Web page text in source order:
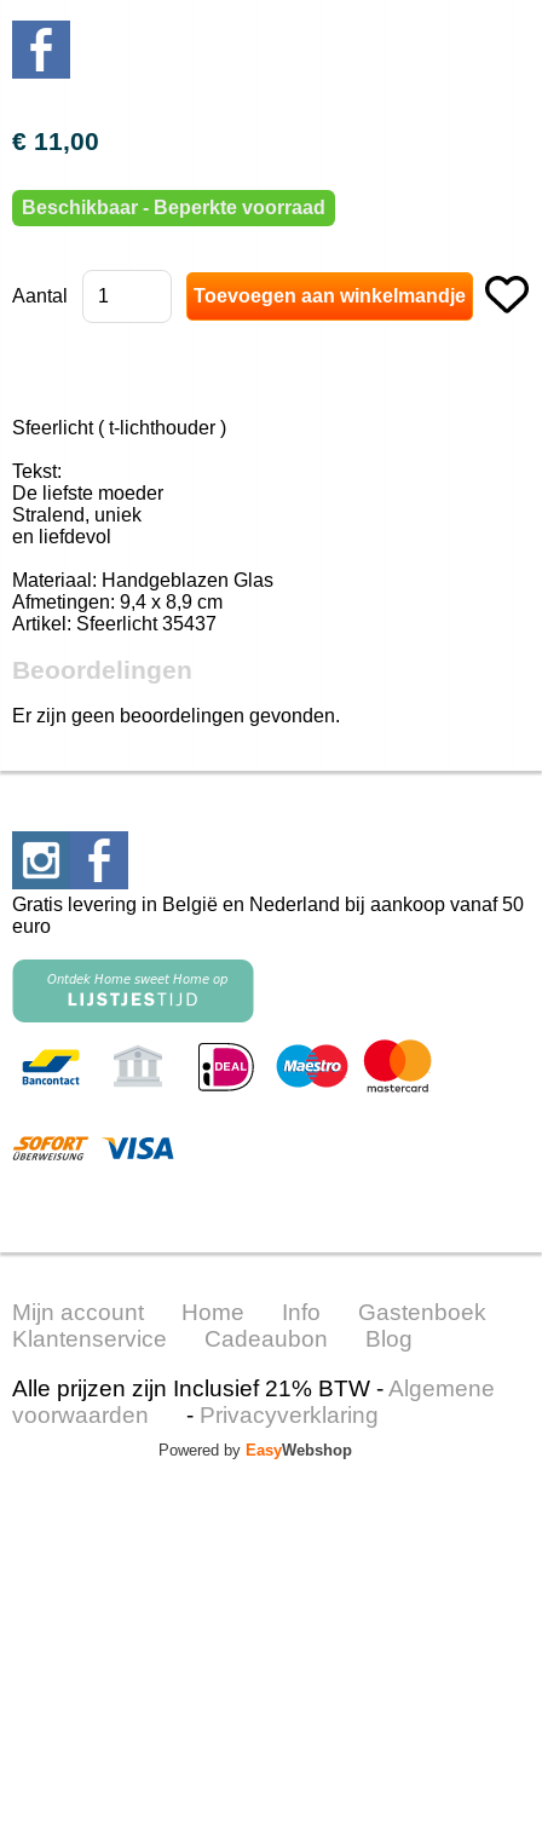
€ 11,00
Beschikbaar - Beperkte voorraad
Aantal
Sfeerlicht ( t-lichthouder )
Tekst:
De liefste moeder
Stralend, uniek
en liefdevol
Materiaal: Handgeblazen Glas
Afmetingen: 9,4 x 8,9 cm
Artikel: Sfeerlicht 35437
Beoordelingen
Er zijn geen beoordelingen gevonden.
Gratis levering in België en Nederland bij aankoop vanaf 50
euro
Mijn account Home Info
Gastenboek
Klantenservice
Cadeaubon
Blog
Alle prijzen zijn Inclusief 21% BTW -Algemene
voorwaarden
- Privacyverklaring
Powered by EasyWebshop